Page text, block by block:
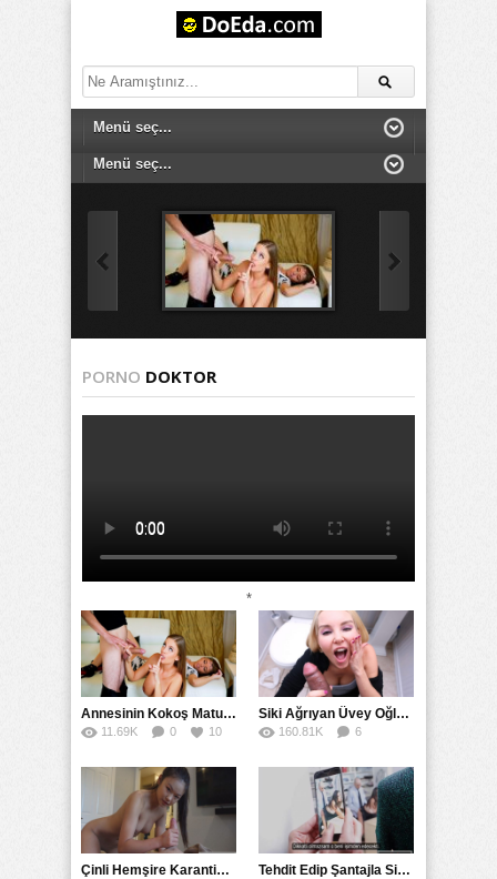
PORNO DOKTOR
*
Annesinin Kokoş Mature Arkadaşı Tarafından Saksoya Uğradı
11.69K 0 10
Siki Ağrıyan Üvey Oğlunu Ağzına Boşaltarak İyileştirdi
160.81K
6
Çinli Hemşire Karantina Bölgesinde Döl Dezenfekte Etti Tehdit Edip Şantajla Sikiş Sekreter Videosu